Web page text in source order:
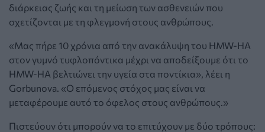
διάρκειας ζωής και τη μείωση των ασθενειών που
σχετίζονται με τη φλεγμονή στους ανθρώπους.
«Μας πήρε 10 χρόνια από την ανακάλυψη του HMW-HA
στον γυμνό τυφλοπόντικα μέχρι να αποδείξουμε ότι το
HMW-HA βελτιώνει την υγεία στα ποντίκια», λέει η
Gorbunova. «Ο επόμενος στόχος μας είναι να
μεταφέρουμε αυτό το όφελος στους ανθρώπους.»
Πιστεύουν ότι μπορούν να το επιτύχουν με δύο τρόπους: